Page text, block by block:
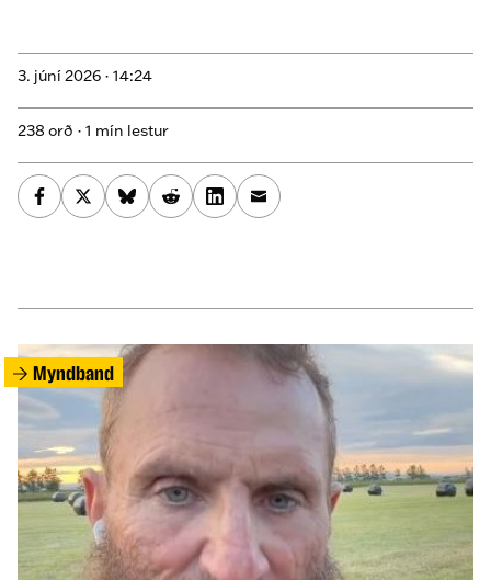
3. júní 2026 · 14:24
238 orð · 1 mín lestur
Myndband